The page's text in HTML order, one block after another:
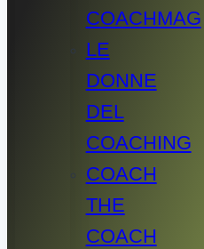
COACHMAG
LE
DONNE
DEL
COACHING
COACH
THE
COACH